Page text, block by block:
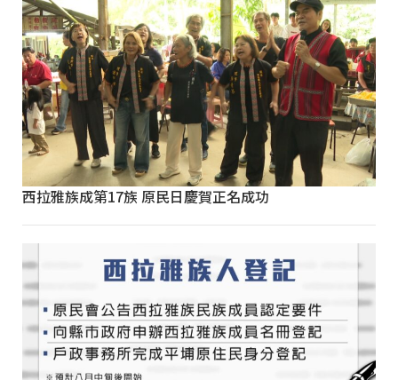
西拉雅族成第17族 原民日慶賀正名成功